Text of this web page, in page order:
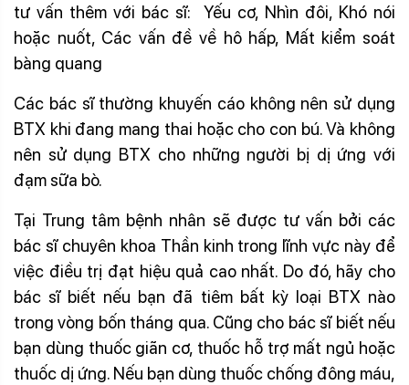
tư vấn thêm với bác sĩ: Yếu cơ, Nhìn đôi, Khó nói
hoặc nuốt, Các vấn đề về hô hấp, Mất kiểm soát
bàng quang
Các bác sĩ thường khuyến cáo không nên sử dụng
BTX khi đang mang thai hoặc cho con bú. Và không
nên sử dụng BTX cho những người bị dị ứng với
đạm sữa bò.
Tại Trung tâm bệnh nhân sẽ được tư vấn bởi các
bác sĩ chuyên khoa Thần kinh trong lĩnh vực này để
việc điều trị đạt hiệu quả cao nhất. Do đó, hãy cho
bác sĩ biết nếu bạn đã tiêm bất kỳ loại BTX nào
trong vòng bốn tháng qua. Cũng cho bác sĩ biết nếu
bạn dùng thuốc giãn cơ, thuốc hỗ trợ mất ngủ hoặc
thuốc dị ứng. Nếu bạn dùng thuốc chống đông máu,